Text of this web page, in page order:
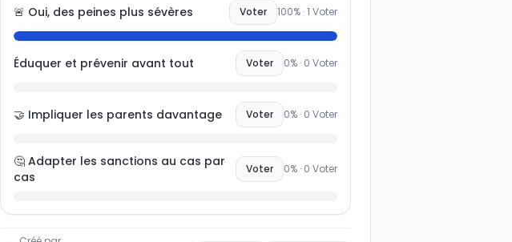
🚨 Oui, des peines plus sévères Voter 100% ·1 Voter
Éduquer et prévenir avant tout Voter 0% · 0 Voter
🤝 Impliquer les parents davantage Voter 0% · 0 Voter
🤔 Adapter les sanctions au cas par
cas
Voter 0% · 0 Voter